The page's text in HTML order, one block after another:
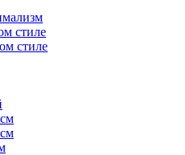
стиле
стиле